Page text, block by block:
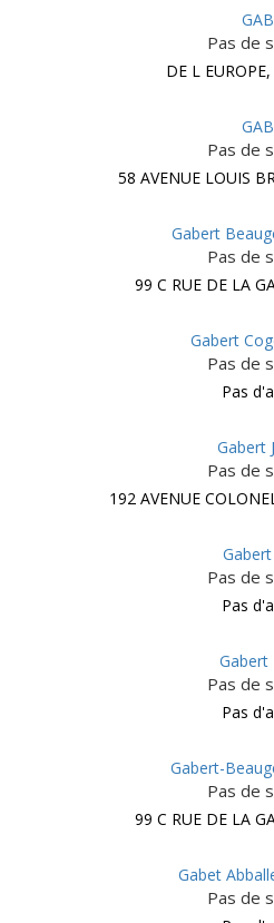
Pas de
DE L
Pas de
58 AVENUE LOUIS
Gabert
Pas de
99 C RUE DE LA
Gabert
Pas de
Pas
Gabert
Pas de
192 AVENUE
Pas de
Pas
Gabert
Pas de
Pas
Gabert-
Pas de
99 C RUE DE LA
Gabet
Pas de